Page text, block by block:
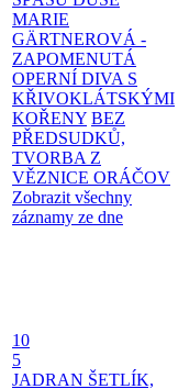
MARIE
GÄRTNEROVÁ -
ZAPOMENUTÁ
OPERNÍ DIVA S
KŘIVOKLÁTSKÝMI
KOŘENY BEZ
PŘEDSUDKŮ,
TVORBA Z
VĚZNICE ORÁČOV
Zobrazit všechny
záznamy ze dne
10
5
JADRAN ŠETLÍK,